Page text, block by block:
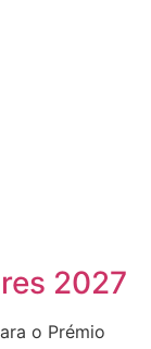
2027
o Prémio